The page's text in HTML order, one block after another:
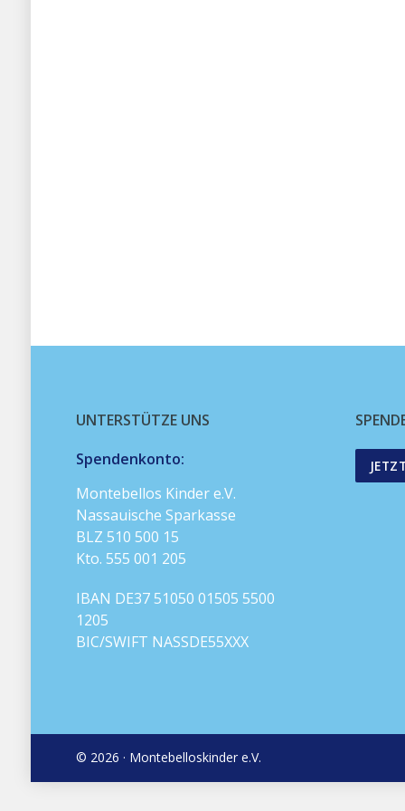
UNTERSTÜTZE UNS
Spendenkonto:
Montebellos Kinder e.V.
Nassauische Sparkasse
BLZ 510 500 15
Kto. 555 001 205
IBAN DE37 51050 01505 5500
1205
BIC/SWIFT NASSDE55XXX
© 2026 · Montebelloskinder e.V.